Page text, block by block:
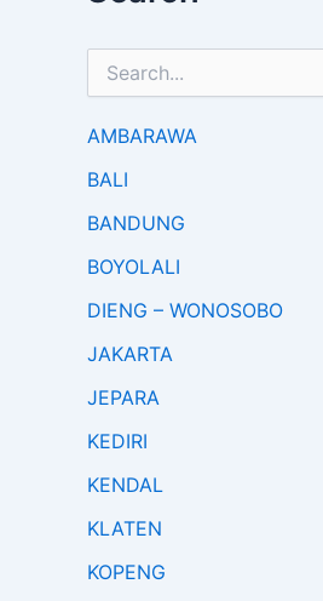
r
h
o
:
AMBARAWA
BALI
BANDUNG
BOYOLALI
DIENG – WONOSOBO
JAKARTA
JEPARA
KEDIRI
KENDAL
KLATEN
KOPENG